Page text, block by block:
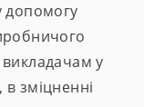
допомогу
у
зміцненні